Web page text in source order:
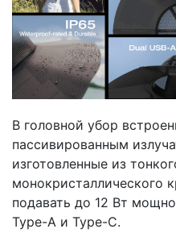
В головной убор
пассивированным
изготовленные из
монокристаллического
подавать до 12 Вт
Type-A и Type-C.